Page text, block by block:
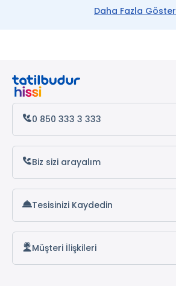
Daha Fazla Göster
Antalya Otelleri
Alanya Otelleri
0 850 333 3 333
Biz sizi arayalım
Tesisinizi Kaydedin
Müşteri İlişkileri